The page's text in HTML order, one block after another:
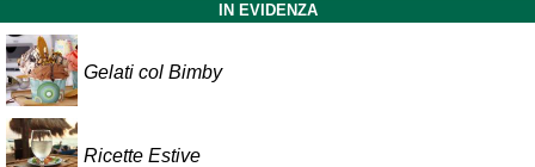
IN EVIDENZA
Gelati col Bimby
Ricette Estive